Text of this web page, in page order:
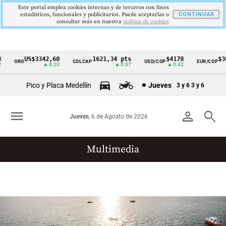
Cintillo
Colombia
OROUS$3342,60
▲ 8.20
COLCAP1621,34 pts
▲ 0.67
USD/COP$4178
▲ 0.42
EUR/COP
Pico y Placa Medellín Jueves 3 y 6 3 y 6
person search
Jueves, 6 de Agosto de 2026
menu
Multimedia
Este portal emplea cookies internas y de terceros con fines
estadísticos, funcionales y publicitarios. Puede aceptarlas o
consultar más en nuestra politica de cookies
CONTINUAR